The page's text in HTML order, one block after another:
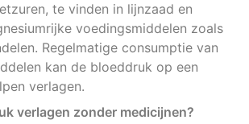
te vinden in lijnzaad en
voedingsmiddelen zoals
Regelmatige consumptie van
kan de bloeddruk op een
verlagen.
verlagen zonder medicijnen?